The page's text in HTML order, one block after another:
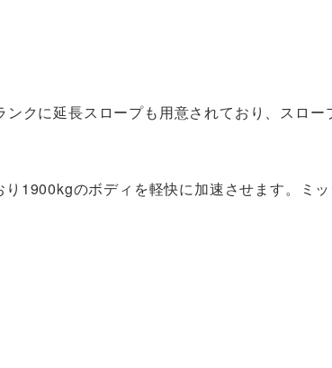
クに延長スロープも用意されており、スロー
1900kgのボディを軽快に加速させます。ミ